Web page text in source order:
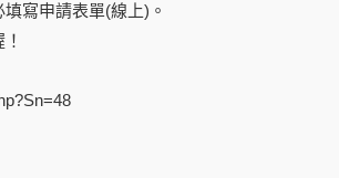
寫申請表單(線上)。